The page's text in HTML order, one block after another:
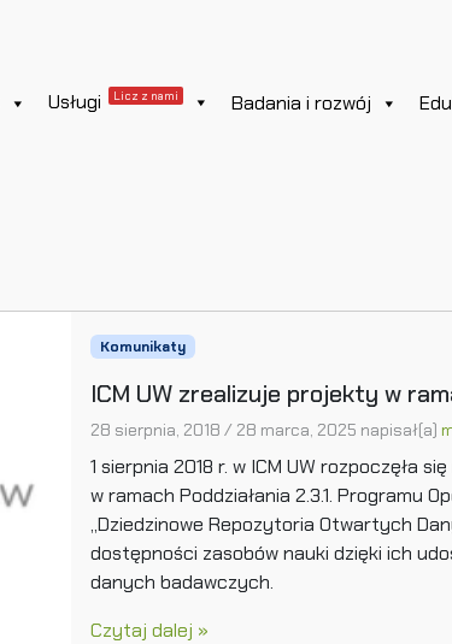
Usługi Licz z nami Badania i rozwój
Komunikaty
ICM UW zrealizuje projekty w
28 sierpnia, 2018 / 28 marca, 2025 napisał(a)
1 sierpnia 2018 r. w ICM UW rozpoczęła
w ramach Poddziałania 2.3.1. Programu
„Dziedzinowe Repozytoria Otwartych
dostępności zasobów nauki dzięki ich
danych badawczych.
Czytaj dalej »